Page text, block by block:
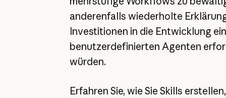
anderenfalls wiederholte
Investitionen in die Entwicklung
benutzerdefinierten Agenten
würden.
Erfahren Sie, wie Sie Skills